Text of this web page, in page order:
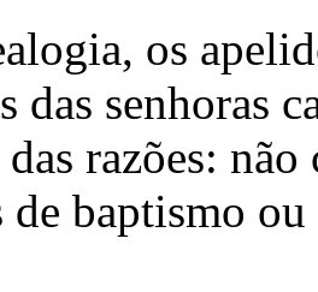
os
das senhoras
razões:
de baptismo